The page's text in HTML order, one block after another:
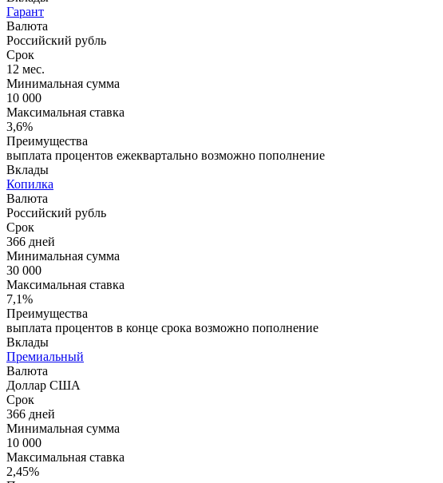
Гарант
Валюта
Российский рубль
Срок
12 мес.
Минимальная сумма
10 000
Максимальная ставка
3,6%
Преимущества
выплата процентов ежеквартально возможно пополнение
Вклады
Копилка
Валюта
Российский рубль
Срок
366 дней
Минимальная сумма
30 000
Максимальная ставка
7,1%
Преимущества
выплата процентов в конце срока возможно пополнение
Вклады
Премиальный
Валюта
Доллар США
Срок
366 дней
Минимальная сумма
10 000
Максимальная ставка
2,45%